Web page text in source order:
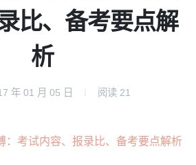
比、备考要点解
析
年 01 月 05 日 阅读 21